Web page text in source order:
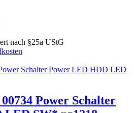
nach §25a UStG
Power Schalter